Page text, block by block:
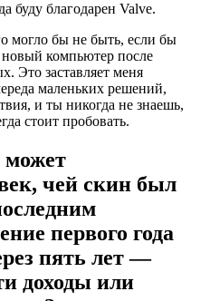
буду благодарен Valve.
могло бы не быть, если бы
новый компьютер после
Это заставляет меня
маленьких решений,
и ты никогда не знаешь,
стоит пробовать.
может
чей скин был
первого года
пять лет —
доходы или